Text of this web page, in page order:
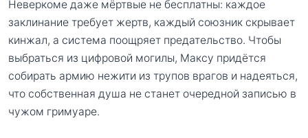
Неверкоме даже мёртвые не бесплатны: каждое
заклинание требует жертв, каждый союзник скрывает
кинжал, а система поощряет предательство. Чтобы
выбраться из цифровой могилы, Максу придётся
собирать армию нежити из трупов врагов и надеяться,
что собственная душа не станет очередной записью в
чужом гримуаре.